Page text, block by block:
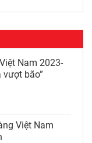
Nam 2023-
bão”
Việt Nam